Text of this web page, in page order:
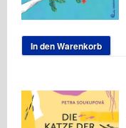
In den Warenkorb